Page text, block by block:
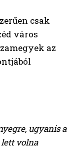
csak
város
az
ugyanis a
volna